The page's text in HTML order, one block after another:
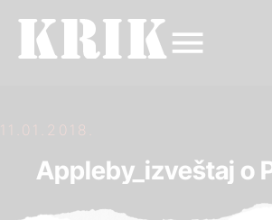
11.01.2018.
Appleby_izveštaj o